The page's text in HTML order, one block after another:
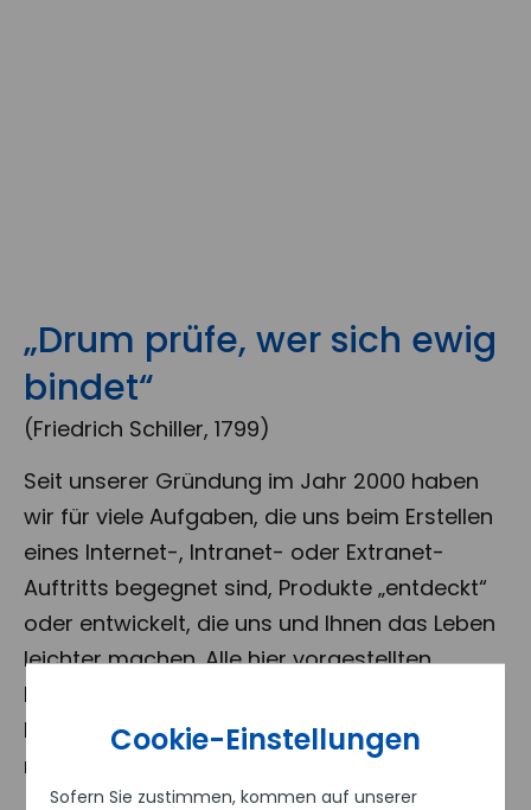
Cookie-Einstellungen
Sofern Sie zustimmen, kommen auf unserer
„Drum prüfe, wer sich ewig
bindet“
(Friedrich Schiller, 1799)
Seit unserer Gründung im Jahr 2000 haben
wir für viele Aufgaben, die uns beim Erstellen
eines Internet-, Intranet- oder Extranet-
Auftritts begegnet sind, Produkte „entdeckt“
oder entwickelt, die uns und Ihnen das Leben
leichter machen. Alle hier vorgestellten
Produkte sind bei Kunden erfolgreich im
Einsatz und haben sich – teilweise
massenhaft – bewährt.